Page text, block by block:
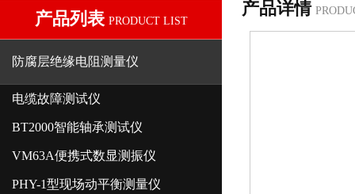
产品列表 PRODUCT LIST
防腐层绝缘电阻测量仪
电缆故障测试仪
BT2000智能轴承测试仪
VM63A便携式数显测振仪
PHY-1型现场动平衡测量仪
产品详情